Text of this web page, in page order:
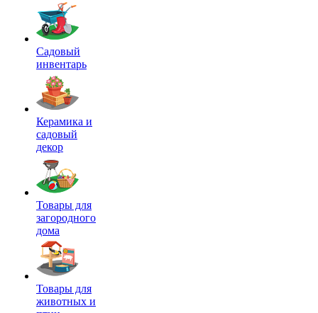
Садовый
инвентарь
Керамика и
садовый
декор
Товары для
загородного
дома
Товары для
животных и